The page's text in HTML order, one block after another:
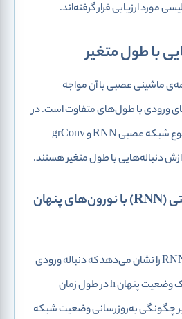
مورد ارزیابی قرار گرفته‌اند.
با طول متغیر
ماشینی عصبی با آن مواجه
ورودی با طول‌های متفاوت است. در
این بخش، به معرفی دو نوع شبکه عصبی RNN و grConv
دنباله‌هایی با طول متغیر هستند.
شبکه عصبی بازگشتی (RNN) با نورون‌های پنهان
با طول متغیر را، با حفظ یک وضعیت پنهان h در طول زمان
چگونگی به‌روزرسانی وضعیت شبکه